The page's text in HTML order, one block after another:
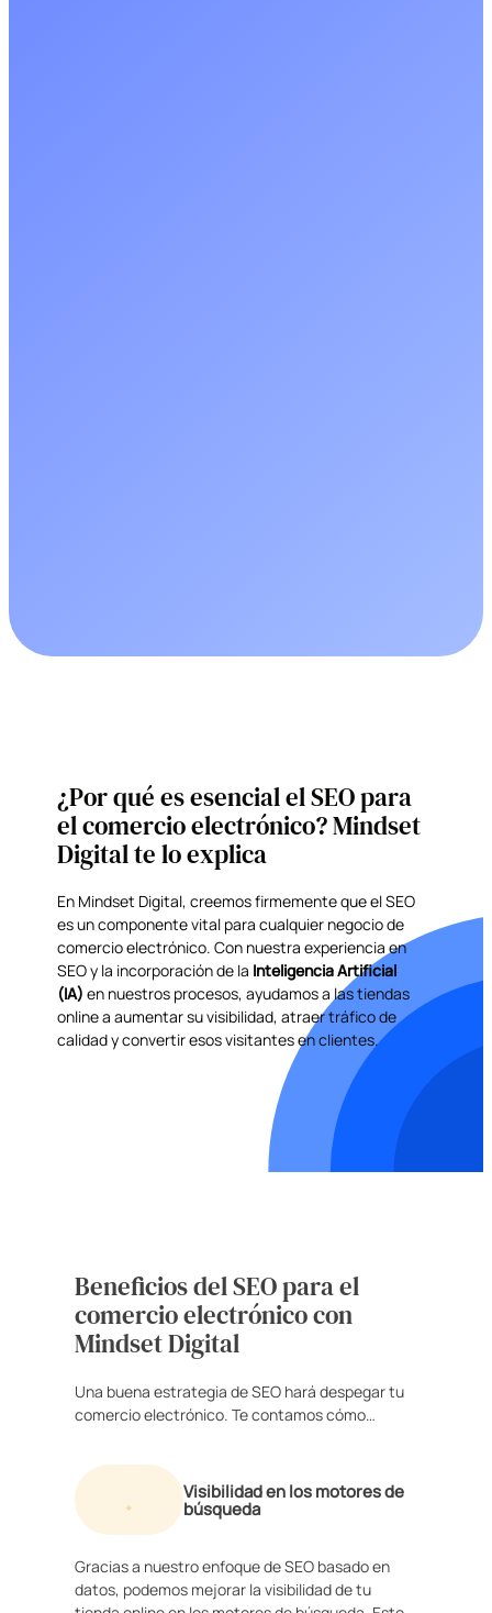
¿Por qué es esencial el SEO para
el comercio electrónico? Mindset
Digital te lo explica
En Mindset Digital, creemos firmemente que el SEO
es un componente vital para cualquier negocio de
comercio electrónico. Con nuestra experiencia en
SEO y la incorporación de la Inteligencia Artificial
(IA) en nuestros procesos, ayudamos a las tiendas
online a aumentar su visibilidad, atraer tráfico de
calidad y convertir esos visitantes en clientes.
Beneficios del SEO para el
comercio electrónico con
Mindset Digital
Una buena estrategia de SEO hará despegar tu
comercio electrónico. Te contamos cómo…
Visibilidad en los motores de
búsqueda
Gracias a nuestro enfoque de SEO basado en
datos, podemos mejorar la visibilidad de tu